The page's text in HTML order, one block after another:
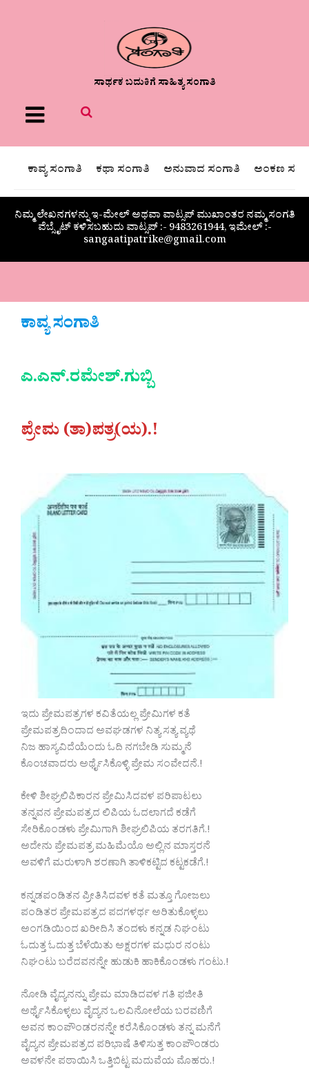
ಸಾರ್ಥಕ ಬದುಕಿಗೆ ಸಾಹಿತ್ಯ ಸಂಗಾತಿ
Menu
ಕಾವ್ಯ ಸಂಗಾತಿ ಕಥಾ ಸಂಗಾತಿ ಅನುವಾದ ಸಂಗಾತಿ ಅಂಕಣ
ನಿಮ್ಮ ಲೇಖನಗಳನ್ನು ಇ-ಮೇಲ್ ಅಥವಾ ವಾಟ್ಸಪ್ ಮುಖಾಂತರ ನಮ್ಮ ಸಂಗತಿ
ವೆಬ್ಸೈಟ್ ಕಳಿಸಬಹುದು ವಾಟ್ಸಪ್‌ :- 9483261944, ಇಮೇಲ್ :-
sangaatipatrike@gmail.com
ಕಾವ್ಯ ಸಂಗಾತಿ
ಎ.ಎನ್.ರಮೇಶ್.ಗುಬ್ಬಿ
ಪ್ರೇಮ (ತಾ)ಪತ್ರ(ಯ).!
ಇದು ಪ್ರೇಮಪತ್ರಗಳ ಕವಿತೆಯಲ್ಲ ಪ್ರೇಮಿಗಳ ಕತೆ
ಪ್ರೇಮಪತ್ರದಿಂದಾದ ಅವಘಡಗಳ ನಿತ್ಯ ಸತ್ಯ ವ್ಯಥೆ
ನಿಜ ಹಾಸ್ಯವಿದೆಯೆಂದು ಓದಿ ನಗಬೇಡಿ ಸುಮ್ಮನೆ
ಕೊಂಚವಾದರು ಅರ್ಥೈಸಿಕೊಳ್ಳಿ ಪ್ರೇಮ ಸಂವೇದನೆ.!
ಕೇಳಿ ಶೀಘ್ರಲಿಪಿಕಾರನ ಪ್ರೇಮಿಸಿದವಳ ಪರಿಪಾಟಲು
ತನ್ನವನ ಪ್ರೇಮಪತ್ರದ ಲಿಪಿಯ ಓದಲಾಗದೆ ಕಡೆಗೆ
ಸೇರಿಕೊಂಡಳು ಪ್ರೇಮಿಗಾಗಿ ಶೀಘ್ರಲಿಪಿಯ ತರಗತಿಗೆ.!
ಅದೇನು ಪ್ರೇಮಪತ್ರ ಮಹಿಮೆಯೊ ಅಲ್ಲಿನ ಮಾಸ್ತರನೆ
ಅವಳಿಗೆ ಮರುಳಾಗಿ ಶರಣಾಗಿ ತಾಳಿಕಟ್ಟಿದ ಕಟ್ಟಕಡೆಗೆ.!
ಕನ್ನಡಪಂಡಿತನ ಪ್ರೀತಿಸಿದವಳ ಕತೆ ಮತ್ತೂ ಗೋಜಲು
ಪಂಡಿತರ ಪ್ರೇಮಪತ್ರದ ಪದಗಳರ್ಥ ಅರಿತುಕೊಳ್ಳಲು
ಅಂಗಡಿಯಿಂದ ಖರೀದಿಸಿ ತಂದಳು ಕನ್ನಡ ನಿಘಂಟು
ಓದುತ್ತ ಓದುತ್ತ ಬೆಳೆಯಿತು ಅಕ್ಷರಗಳ ಮಧುರ ನಂಟು
ನಿಘಂಟು ಬರೆದವನನ್ನೇ ಹುಡುಕಿ ಹಾಕಿಕೊಂಡಳು ಗಂಟು.!
ನೋಡಿ ವೈದ್ಯನನ್ನು ಪ್ರೇಮ ಮಾಡಿದವಳ ಗತಿ ಫಜೀತಿ
ಅರ್ಥೈಸಿಕೊಳ್ಳಲು ವೈದ್ಯನ ಒಲವಿನೋಲೆಯ ಬರವಣಿಗೆ
ಅವನ ಕಾಂಪೌಂಡರನನ್ನೇ ಕರೆಸಿಕೊಂಡಳು ತನ್ನ ಮನೆಗೆ
ವೈದ್ಯನ ಪ್ರೇಮಪತ್ರದ ಪರಿಭಾಷೆ ತಿಳಿಸುತ್ತ ಕಾಂಪೌಂಡರು
ಅವಳನೇ ಪಠಾಯಿಸಿ ಒತ್ತಿಬಿಟ್ಟ ಮದುವೆಯ ಮೊಹರು.!